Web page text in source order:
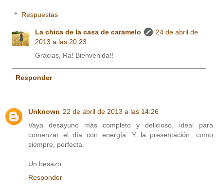
Respuestas
La chica de la casa de caramelo
24 de abril de
2013 a las 20:23
Gracias, Ra! Bienvenida!!
Responder
Unknown 22 de abril de 2013 a las 14:26
Vaya desayuno más completo y delicioso, ideal para
comenzar el día con energía. Y la presentación, como
siempre, perfecta.
Un besazo.
Responder